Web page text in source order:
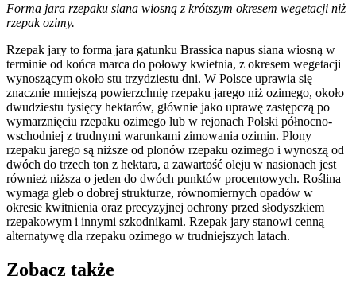
Forma jara rzepaku siana wiosną z krótszym okresem wegetacji niż
rzepak ozimy.
Rzepak jary to forma jara gatunku Brassica napus siana wiosną w
terminie od końca marca do połowy kwietnia, z okresem wegetacji
wynoszącym około stu trzydziestu dni. W Polsce uprawia się
znacznie mniejszą powierzchnię rzepaku jarego niż ozimego, około
dwudziestu tysięcy hektarów, głównie jako uprawę zastępczą po
wymarznięciu rzepaku ozimego lub w rejonach Polski północno-
wschodniej z trudnymi warunkami zimowania ozimin. Plony
rzepaku jarego są niższe od plonów rzepaku ozimego i wynoszą od
dwóch do trzech ton z hektara, a zawartość oleju w nasionach jest
również niższa o jeden do dwóch punktów procentowych. Roślina
wymaga gleb o dobrej strukturze, równomiernych opadów w
okresie kwitnienia oraz precyzyjnej ochrony przed słodyszkiem
rzepakowym i innymi szkodnikami. Rzepak jary stanowi cenną
alternatywę dla rzepaku ozimego w trudniejszych latach.
Zobacz także